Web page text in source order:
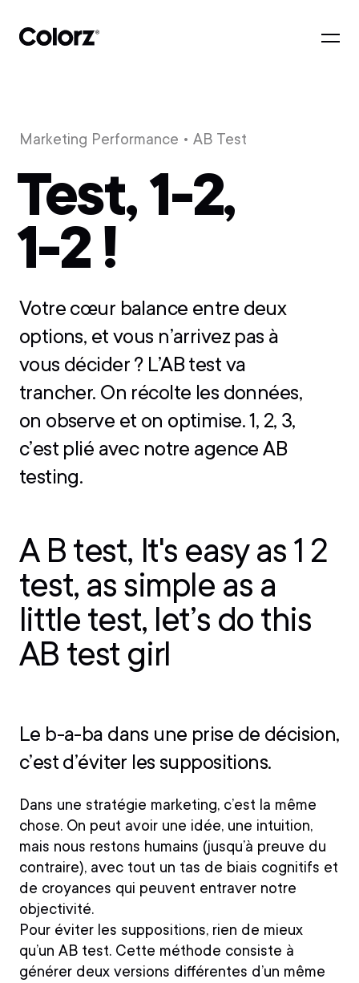
Marketing Performance • AB Test
Test, 1-2,
1-2 !
Votre cœur balance entre deux
options, et vous n’arrivez pas à
vous décider ? L’AB test va
trancher. On récolte les données,
on observe et on optimise. 1, 2, 3,
c’est plié avec notre agence AB
testing.
A B test, It's easy as 1 2
test, as simple as a
little test, let’s do this
AB test girl
Le b-a-ba dans une prise de décision,
c’est d’éviter les suppositions.
Dans une stratégie marketing, c’est la même
chose. On peut avoir une idée, une intuition,
mais nous restons humains (jusqu’à preuve du
contraire), avec tout un tas de biais cognitifs et
de croyances qui peuvent entraver notre
objectivité.
Pour éviter les suppositions, rien de mieux
qu’un AB test. Cette méthode consiste à
générer deux versions différentes d’un même